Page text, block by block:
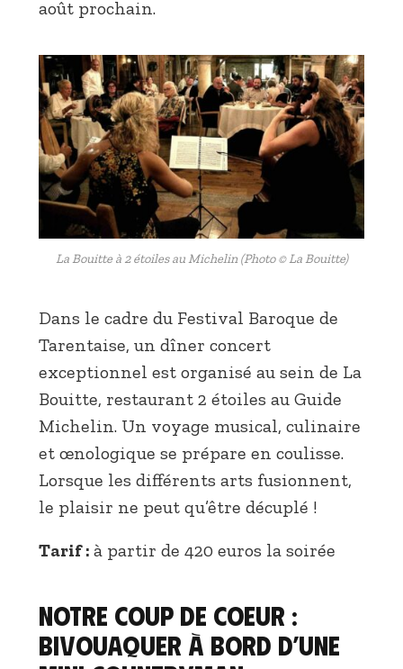
août prochain.
La Bouitte à 2 étoiles au Michelin (Photo © La Bouitte)
Dans le cadre du Festival Baroque de
Tarentaise, un dîner concert
exceptionnel est organisé au sein de La
Bouitte, restaurant 2 étoiles au Guide
Michelin. Un voyage musical, culinaire
et œnologique se prépare en coulisse.
Lorsque les différents arts fusionnent,
le plaisir ne peut qu’être décuplé !
Tarif : à partir de 420 euros la soirée
Notre coup de coeur :
bivouaquer à bord d’une